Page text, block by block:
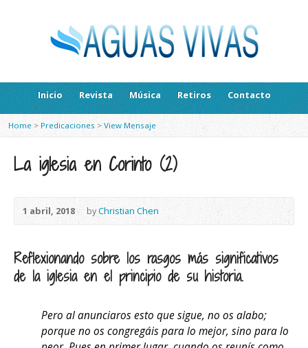
Inicio Revista Música Retiros Contacto
Home > Predicaciones > View Mensaje
La iglesia en Corinto (2)
1 abril, 2018 byChristian Chen
Reflexionando sobre los rasgos más significativos
de la iglesia en el principio de su historia.
Pero al anunciaros esto que sigue, no os alabo;
porque no os congregáis para lo mejor, sino para lo